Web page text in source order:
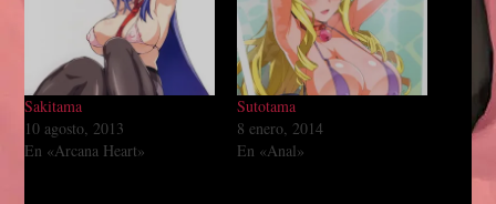
Sakitama
10 agosto, 2013
En «Arcana Heart»
Sutotama
8 enero, 2014
En «Anal»